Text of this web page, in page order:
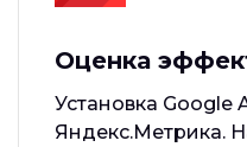
Оценка
Установка Google
Яндекс.Метрика.